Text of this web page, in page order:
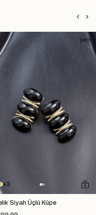
3
Siyah Üçlü Küpe
yeni